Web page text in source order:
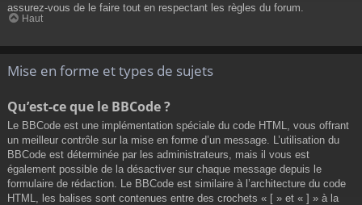
assurez-vous de le faire tout en respectant les règles du forum.
Haut
Mise en forme et types de sujets
Qu’est-ce que le BBCode ?
Le BBCode est une implémentation spéciale du code HTML, vous offrant
un meilleur contrôle sur la mise en forme d’un message. L’utilisation du
BBCode est déterminée par les administrateurs, mais il vous est
également possible de la désactiver sur chaque message depuis le
formulaire de rédaction. Le BBCode est similaire à l’architecture du code
HTML, les balises sont contenues entre des crochets « [ » et « ] » à la